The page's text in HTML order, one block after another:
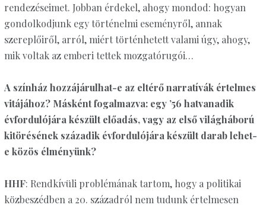
rendezéseimet. Jobban érdekel, ahogy mondod: hogyan
gondolkodjunk egy történelmi eseményről, annak
szereplőiről, arról, miért történhetett valami úgy, ahogy,
mik voltak az emberi tettek mozgatórugói…
A színház hozzájárulhat-e az eltérő narratívák értelmes
vitájához? Másként fogalmazva: egy ’56 hatvanadik
évfordulójára készült előadás, vagy az első világháború
kitörésének századik évfordulójára készült darab lehet-
e közös élményünk?
HHF: Rendkívüli problémának tartom, hogy a politikai
közbeszédben a 20. századról nem tudunk értelmesen